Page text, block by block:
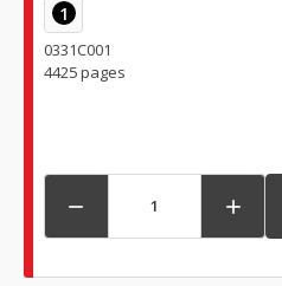
1
0331C001
4425 pages
 